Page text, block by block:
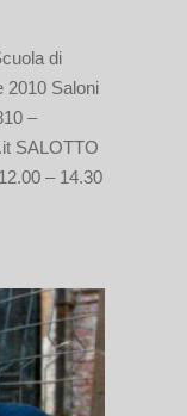
di
2010 Saloni
–
SALOTTO
– 14.30